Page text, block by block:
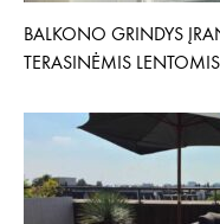
BALKONO GRINDYS
TERASINĖMIS LENTOMIS